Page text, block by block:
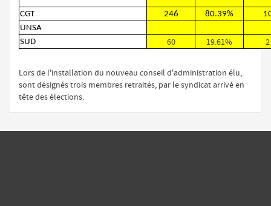
CGT 246 80.39%
UNSA
SUD
60 19.61% 2
Lors de l'installation du nouveau conseil d'administration élu,
sont désignés trois membres retraités, par le syndicat arrivé en
tête des élections.